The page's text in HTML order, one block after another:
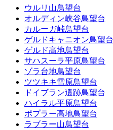
ウルリ山鳥望台
オルディン峡谷鳥望台
カルーガ峠鳥望台
ゲルドキャニオン鳥望台
ゲルド高地鳥望台
サハスーラ平原鳥望台
ゾラ台地鳥望台
ツツキキ雪原鳥望台
ドイブラン遺跡鳥望台
ハイラル平原鳥望台
ポプラー高地鳥望台
ラブラー山鳥望台